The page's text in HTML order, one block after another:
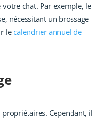
chat. Par exemple, le
nécessitant un brossage
le calendrier annuel de
Cependant, il